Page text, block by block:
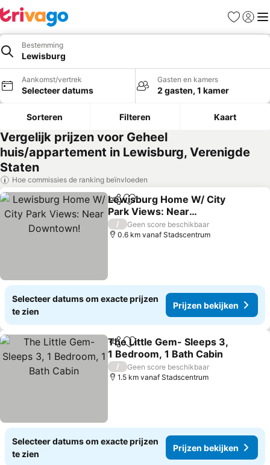
Favorieten
Bestemming
Lewisburg
Aankomst/vertrek
Selecteer datums
Gasten en kamers
2 gasten, 1 kamer
Sorteren Filteren Kaart
Vergelijk prijzen voor Geheel
huis/appartement in Lewisburg, Verenigde
Staten
Hoe commissies de ranking beïnvloeden
DelenToevoegen aan favorieten
Lewisburg Home W/ City
Park Views: Near
Downtown!
Prijzen bekijken
/
Geen score beschikbaar
0.6 km vanaf Stadscentrum
Selecteer datums om exacte prijzen
te zien
Prijzen bekijken
DelenToevoegen aan favorieten
The Little Gem- Sleeps 3,
1 Bedroom, 1 Bath Cabin
Prijzen bekijken
/
Geen score beschikbaar
1.5 km vanaf Stadscentrum
Selecteer datums om exacte prijzen
te zien
Prijzen bekijken